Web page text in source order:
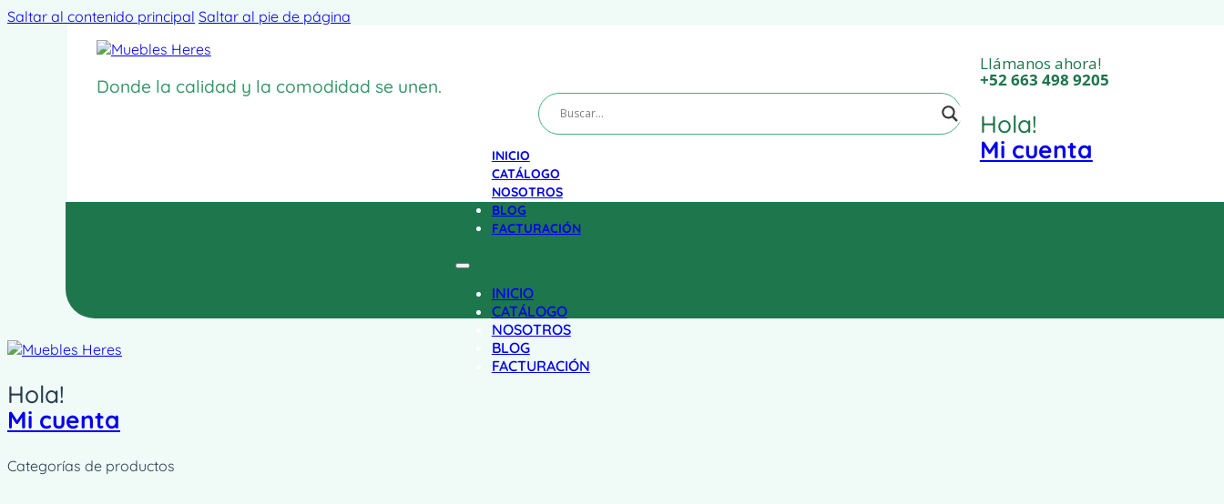
Saltar al contenido principal Saltar al pie de página
Donde la calidad y la comodidad se unen.
Llámanos ahora!
‎+52 663 498 9205
Hola!
Mi cuenta
INICIO
CATÁLOGO
NOSOTROS
BLOG
FACTURACIÓN
INICIO
CATÁLOGO
NOSOTROS
BLOG
FACTURACIÓN
Hola!
Mi cuenta
Categorías de productos